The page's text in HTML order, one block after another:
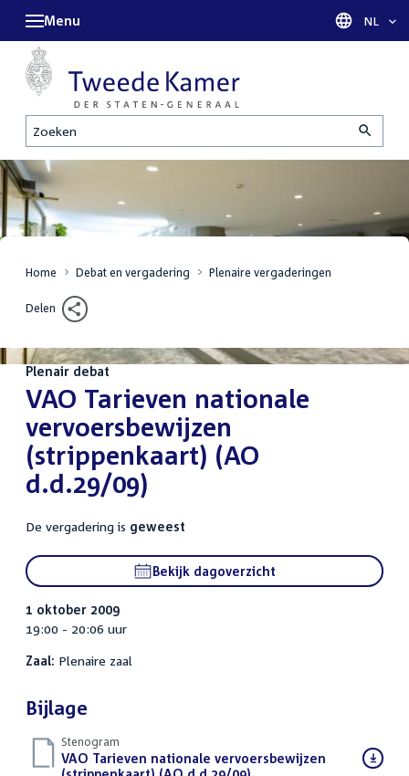
Zoeken
Menu Taal
NL
Home Debat en vergadering Plenaire vergaderingen
Delen
Plenair debat
:VAO Tarieven nationale
vervoersbewijzen
(strippenkaart) (AO
d.d.29/09)
De vergadering is geweest
Bekijk dagoverzicht
1 oktober 2009
19:00 - 20:06 uur
Zaal: Plenaire zaal
Bijlage
Stenogram
Download
VAO Tarieven nationale vervoersbewijzen